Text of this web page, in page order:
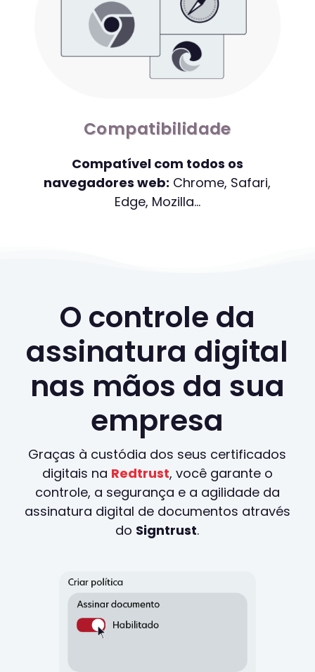
Compatibilidade
Compatível com todos os
navegadores web: Chrome, Safari,
Edge, Mozilla…
O controle da
assinatura digital
nas mãos da sua
empresa
Graças à custódia dos seus certificados
digitais na Redtrust, você garante o
controle, a segurança e a agilidade da
assinatura digital de documentos através
do Signtrust.